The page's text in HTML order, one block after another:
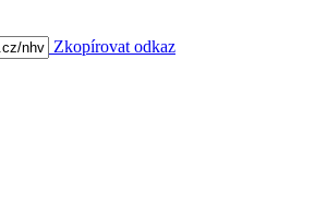
Zkopírovat odkaz